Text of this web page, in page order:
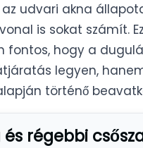
az udvari akna
is sokat számít.
fontos, hogy a
legyen,
történő
régebbi